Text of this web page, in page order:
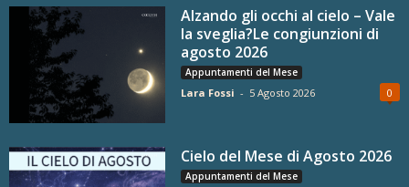
Alzando gli occhi al cielo – Vale
la sveglia?Le congiunzioni di
agosto 2026
Appuntamenti del Mese
Lara Fossi - 5 Agosto 2026 0
Cielo del Mese di Agosto 2026
Appuntamenti del Mese